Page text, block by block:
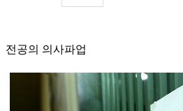
전공의 의사파업